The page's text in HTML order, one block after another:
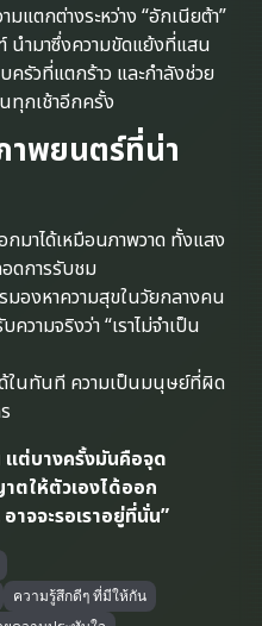
แตกต่างระหว่าง “อักเนียต้า”
นำมาซึ่งความขัดแย้งที่แสน
รัวที่แตกร้าว และกำลังช่วย
ทุกเช้าอีกครั้ง
าพยนตร์ที่น่า
กมาได้เหมือนภาพวาด ทั้งแสง
ดการรับชม
มองหาความสุขในวัยกลางคน
วามจริงว่า “เราไม่จำเป็น
ด้ในทันที ความเป็นมนุษย์ที่ผิด
แต่บางครั้งมันคือจุด
ตให้ตัวเองได้ออก
าจจะรอเราอยู่ที่นั่น”
ความรู้สึกดีๆ ที่มีให้กัน